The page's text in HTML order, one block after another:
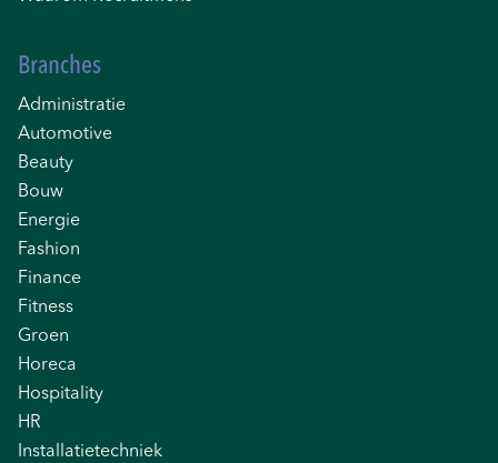
Branches
Administratie
Automotive
Beauty
Bouw
Energie
Fashion
Finance
Fitness
Groen
Horeca
Hospitality
HR
Installatietechniek